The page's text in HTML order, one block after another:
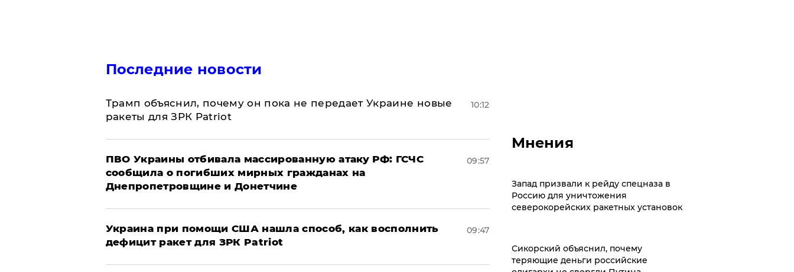
Последние новости
Трамп объяснил, почему он пока не передает Украине новые
ракеты для ЗРК Patriot
10:12
ПВО Украины отбивала массированную атаку РФ: ГСЧС
сообщила о погибших мирных гражданах на
Днепропетровщине и Донетчине
09:57
Украина при помощи США нашла способ, как восполнить
дефицит ракет для ЗРК Patriot
09:47
Мнения
Запад призвали к рейду спецназа в
Россию для уничтожения
северокорейских ракетных установок
Сикорский объяснил, почему
теряющие деньги российские